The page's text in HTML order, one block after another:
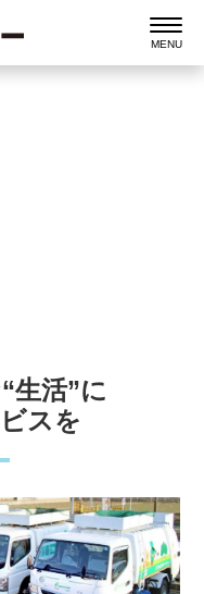
生活”に
スを